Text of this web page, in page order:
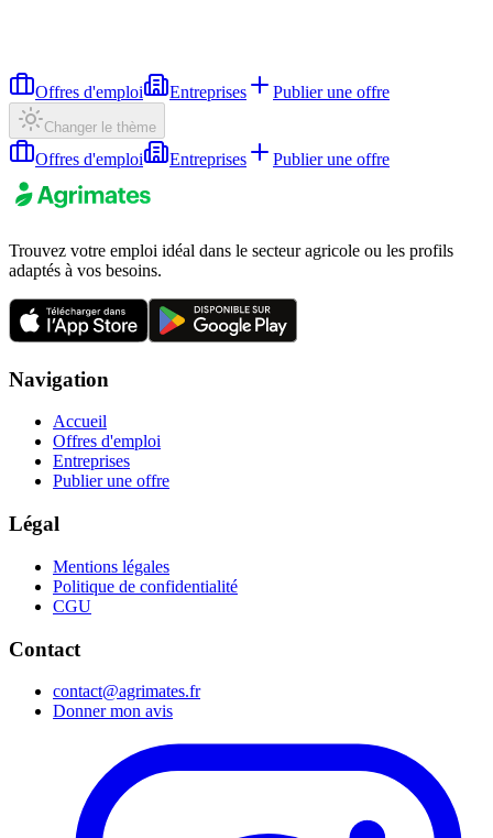
Offres d'emploi Entreprises Publier une offre
Changer le thème
Offres d'emploi Entreprises Publier une offre
Trouvez votre emploi idéal dans le secteur agricole ou les profils
adaptés à vos besoins.
Navigation
Accueil
Offres d'emploi
Entreprises
Publier une offre
Légal
Mentions légales
Politique de confidentialité
CGU
Contact
contact@agrimates.fr
Donner mon avis